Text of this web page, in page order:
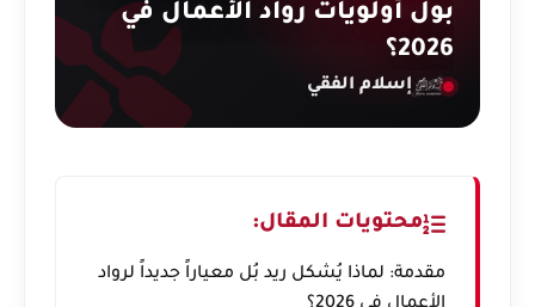
بول أولويات رواد الأعمال في
2026؟
إسلام الفقي
محتويات المقال:
مقدمة: لماذا يُشكل ريد بُل معياراً جديداً لرواد